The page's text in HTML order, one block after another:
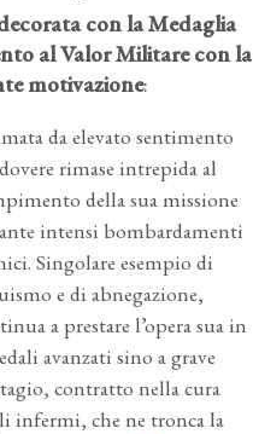
con la Medaglia
al Valor Militare con la
motivazione:
da elevato sentimento
rimase intrepida al
della sua missione
intensi bombardamenti
Singolare esempio di
e di abnegazione,
a prestare l’opera sua in
avanzati sino a grave
contratto nella cura
infermi, che ne tronca la